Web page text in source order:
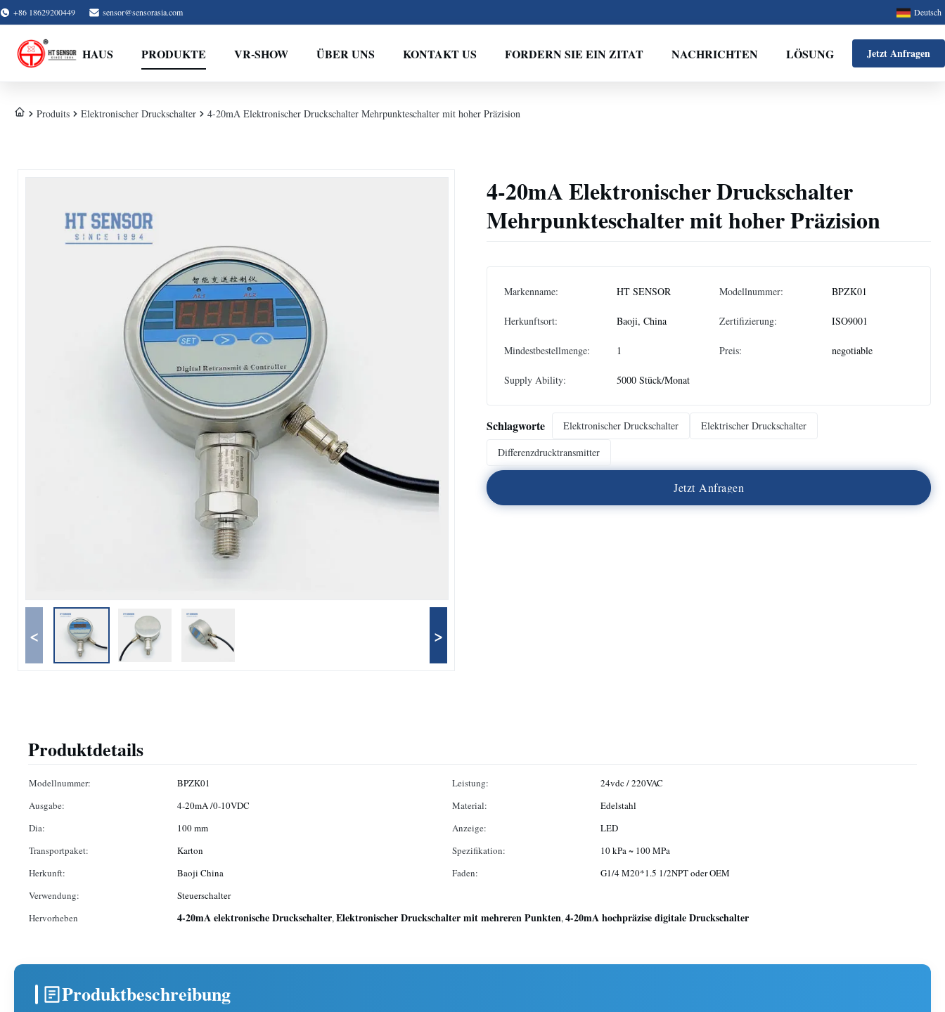
+86 18629200449 sensor@sensorasia.com Deutsch
HAUS PRODUKTE VR-SHOW ÜBER UNS KONTAKT US FORDERN SIE EIN ZITAT NACHRICHTEN LÖSUNG Jetzt Anfragen
Produits Elektronischer Druckschalter 4-20mA Elektronischer Druckschalter Mehrpunkteschalter mit hoher Präzision
< >
4-20mA Elektronischer Druckschalter
Mehrpunkteschalter mit hoher Präzision
Markenname: HT SENSOR Modellnummer: BPZK01
Herkunftsort: Baoji, China Zertifizierung: ISO9001
Mindestbestellmenge: 1 Preis: negotiable
Supply Ability: 5000 Stück/Monat
Schlagworte Elektronischer Druckschalter
Elektrischer Druckschalter
Differenzdrucktransmitter
Jetzt Anfragen
Produktdetails
Modellnummer: BPZK01 Leistung:
24vdc / 220VAC
Ausgabe:
4-20mA /0-10VDC Material:
Edelstahl
Dia:
100 mm Anzeige:
LED
Transportpaket:
Karton Spezifikation:
10 kPa ~ 100 MPa
Herkunft:
Baoji China Faden:
G1/4 M20*1.5 1/2NPT oder OEM
Verwendung:
Steuerschalter
Hervorheben
4-20mA elektronische Druckschalter,Elektronischer Druckschalter mit mehreren Punkten,4-20mA hochpräzise digitale Druckschalter
Produktbeschreibung